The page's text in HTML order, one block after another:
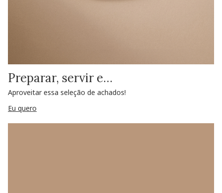
Preparar, servir e…
Aproveitar essa seleção de achados!
Eu quero